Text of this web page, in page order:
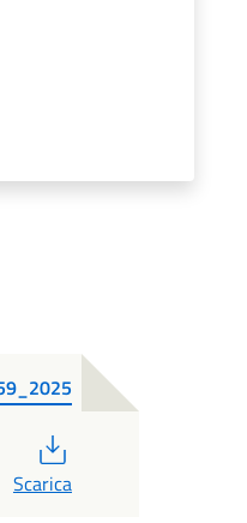
Scarica